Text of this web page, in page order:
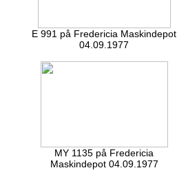
E 991 på Fredericia Maskindepot
04.09.1977
MY 1135 på Fredericia
Maskindepot 04.09.1977